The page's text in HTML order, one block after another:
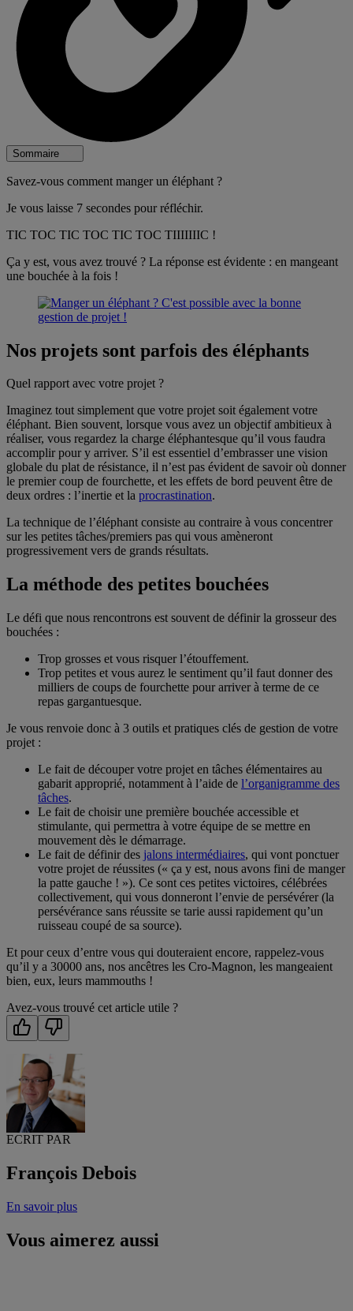
Sommaire
Savez-vous comment manger un éléphant ?
Je vous laisse 7 secondes pour réfléchir.
TIC TOC TIC TOC TIC TOC TIIIIIIIC !
Ça y est, vous avez trouvé ? La réponse est évidente : en mangeant
une bouchée à la fois !
Nos projets sont parfois des éléphants
Quel rapport avec votre projet ?
Imaginez tout simplement que votre projet soit également votre
éléphant. Bien souvent, lorsque vous avez un objectif ambitieux à
réaliser, vous regardez la charge éléphantesque qu’il vous faudra
accomplir pour y arriver. S’il est essentiel d’embrasser une vision
globale du plat de résistance, il n’est pas évident de savoir où donner
le premier coup de fourchette, et les effets de bord peuvent être de
deux ordres : l’inertie et la procrastination.
La technique de l’éléphant consiste au contraire à vous concentrer
sur les petites tâches/premiers pas qui vous amèneront
progressivement vers de grands résultats.
La méthode des petites bouchées
Le défi que nous rencontrons est souvent de définir la grosseur des
bouchées :
Trop grosses et vous risquer l’étouffement.
Trop petites et vous aurez le sentiment qu’il faut donner des
milliers de coups de fourchette pour arriver à terme de ce
repas gargantuesque.
Je vous renvoie donc à 3 outils et pratiques clés de gestion de votre
projet :
Le fait de découper votre projet en tâches élémentaires au
gabarit approprié, notamment à l’aide de l’organigramme des
tâches.
Le fait de choisir une première bouchée accessible et
stimulante, qui permettra à votre équipe de se mettre en
mouvement dès le démarrage.
Le fait de définir des jalons intermédiaires, qui vont ponctuer
votre projet de réussites (« ça y est, nous avons fini de manger
la patte gauche ! »). Ce sont ces petites victoires, célébrées
collectivement, qui vous donneront l’envie de persévérer (la
persévérance sans réussite se tarie aussi rapidement qu’un
ruisseau coupé de sa source).
Et pour ceux d’entre vous qui douteraient encore, rappelez-vous
qu’il y a 30000 ans, nos ancêtres les Cro-Magnon, les mangeaient
bien, eux, leurs mammouths !
Avez-vous trouvé cet article utile ?
ECRIT PAR
François Debois
En savoir plus
Vous aimerez aussi